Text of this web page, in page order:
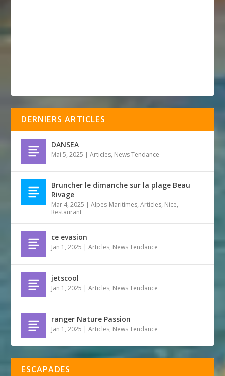
DERNIERS ARTICLES
DANSEA
Mai 5, 2025 |Articles, News Tendance
Bruncher le dimanche sur la plage Beau
Rivage
Mar 4, 2025 |Alpes-Maritimes,Articles, Nice,
Restaurant
ce evasion
Jan 1, 2025 |Articles, News Tendance
jetscool
Jan 1, 2025 |Articles, News Tendance
ranger Nature Passion
Jan 1, 2025 |Articles, News Tendance
ESCAPADES